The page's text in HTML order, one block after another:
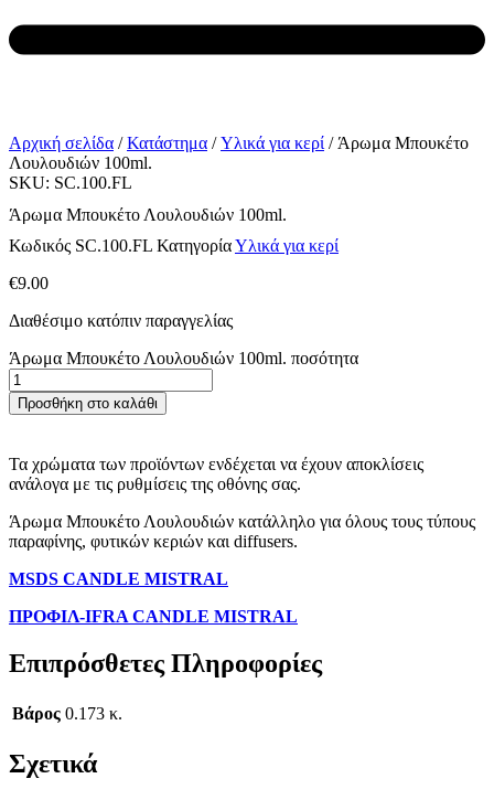
Αρχική σελίδα /Κατάστημα /Υλικά για κερί / Άρωμα Μπουκέτο
Λουλουδιών 100ml.
SKU: SC.100.FL
Άρωμα Μπουκέτο Λουλουδιών 100ml.
Κωδικός SC.100.FL ΚατηγορίαΥλικά για κερί
€9.00
Διαθέσιμο κατόπιν παραγγελίας
Άρωμα Μπουκέτο Λουλουδιών 100ml. ποσότητα
Προσθήκη στο καλάθι
Τα χρώματα των προϊόντων ενδέχεται να έχουν αποκλίσεις
ανάλογα με τις ρυθμίσεις της οθόνης σας.
Άρωμα Μπουκέτο Λουλουδιών κατάλληλο για όλους τους τύπους
παραφίνης, φυτικών κεριών και diffusers.
MSDS CANDLE MISTRAL
ΠΡΟΦΙΛ-IFRA CANDLE MISTRAL
Επιπρόσθετες Πληροφορίες
Βάρος 0.173 κ.
Σχετικά